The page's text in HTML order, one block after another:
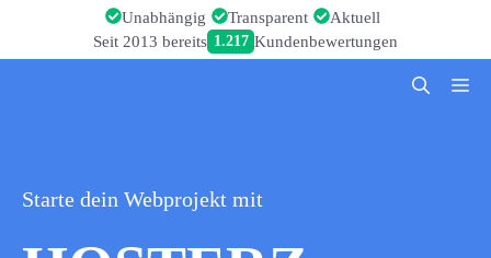
Unabhängig Transparent
Aktuell
Seit 2013 bereits 1.217 Kundenbewertungen
Starte dein Webprojekt mit